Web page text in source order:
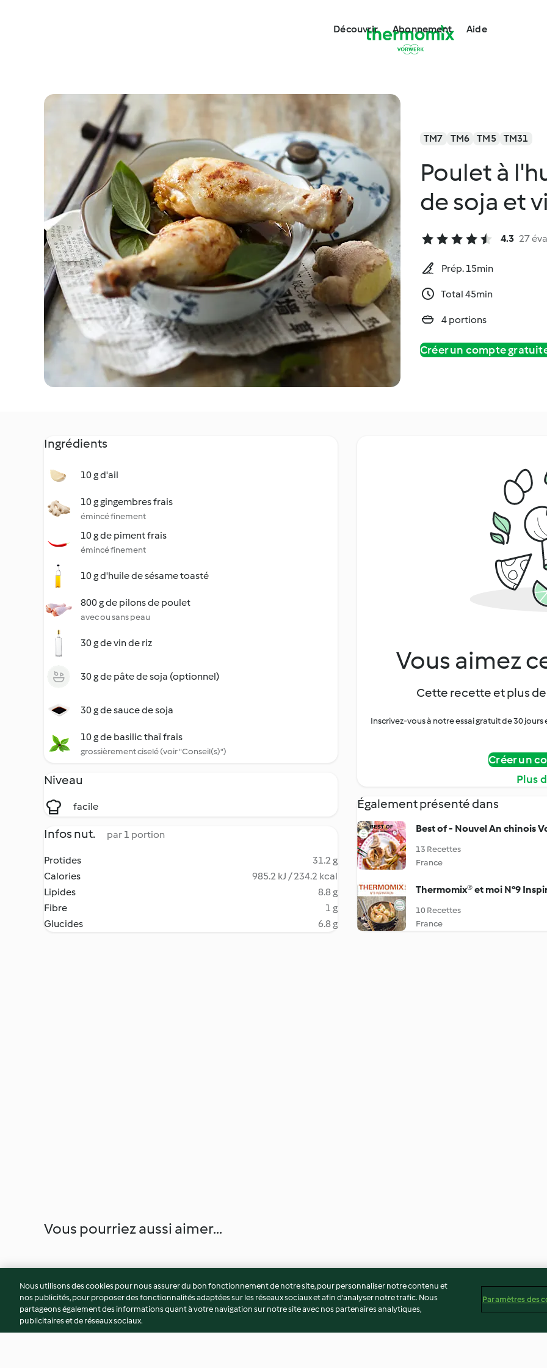
Découvrir Abonnement Aide
TM7 TM6 TM5 TM31
Poulet à
de soja et
4.3 27
Prép. 15min
Total 45min
4 portions
Créer un compte
Ingrédients
10 g d'ail
10 g gingembres frais
émincé finement
10 g de piment frais
émincé finement
10 g d'huile de sésame toasté
800 g de pilons de poulet
avec ou sans peau
30 g de vin de riz
30 g de pâte de soja (optionnel)
30 g de sauce de soja
10 g de basilic thaï frais
grossièrement ciselé (voir "Conseil(s)")
Niveau
facile
Infos nut. par 1 portion
Protides
31.2 g
Calories
985.2 kJ / 234.2 kcal
Lipides
8.8 g
Fibre
1 g
Glucides
6.8 g
Vous aimez
Cette recette et plus
Inscrivez-vous à notre essai gratuit de 30
Créer un
Plus
Également présenté dans
Best of - Nouvel An chinois
13 Recettes
France
Thermomix® et moi N°9
10 Recettes
France
Vous pourriez aussi aimer...
Nous utilisons des cookies pour nous assurer du bon fonctionnement de notre site, pour personnaliser notre contenu et
nos publicités, pour proposer des fonctionnalités adaptées sur les réseaux sociaux et afin d’analyser notre trafic. Nous
partageons également des informations quant à votre navigation sur notre site avec nos partenaires analytiques,
publicitaires et de réseaux sociaux.
Paramètres des